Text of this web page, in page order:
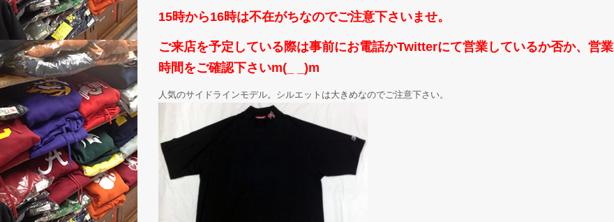
15時から16時は不在がちなのでご注意下さいませ。
ご来店を予定している際は事前にお電話かTwitterにて営業しているか否か、営業
時間をご確認下さいm(_ _)m
人気のサイドラインモデル。シルエットは大きめなのでご注意下さい。